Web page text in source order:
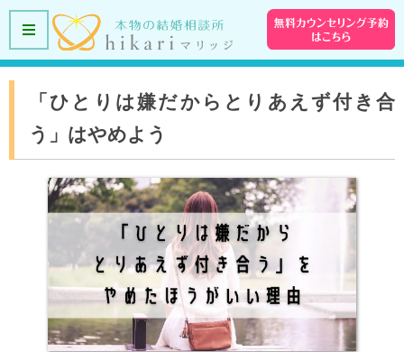
「ひとりは嫌だからとりあえず付き合
う」はやめよう